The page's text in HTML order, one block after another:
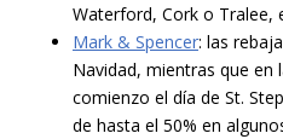
Waterford, Cork o Tralee,
Mark & Spencer: las
Navidad, mientras que en
comienzo el día de St.
de hasta el 50% en